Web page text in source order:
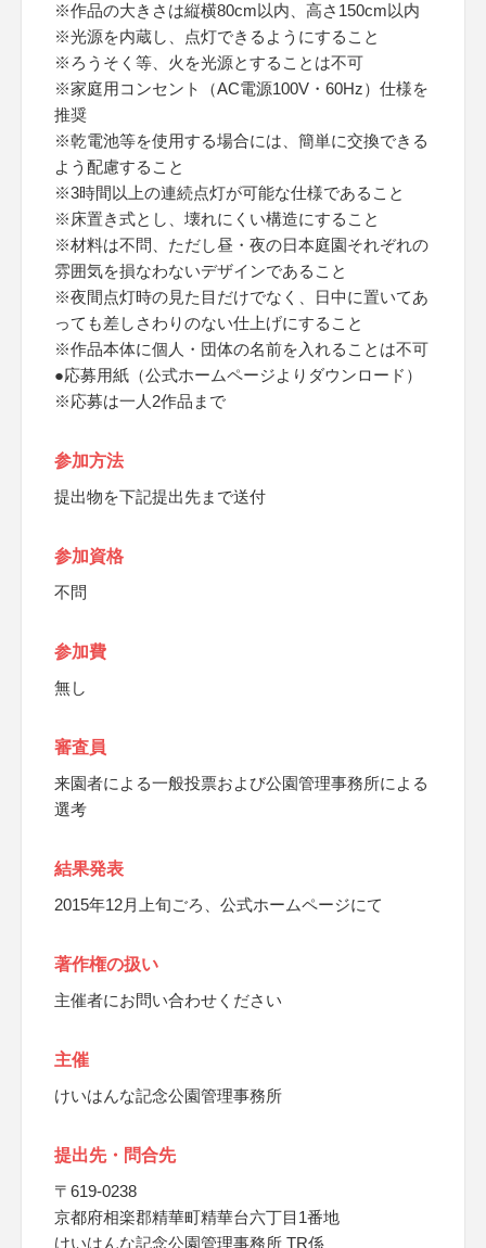
※作品の大きさは縦横80cm以内、高さ150cm以内
※光源を内蔵し、点灯できるようにすること
※ろうそく等、火を光源とすることは不可
※家庭用コンセント（AC電源100V・60Hz）仕様を
推奨
※乾電池等を使用する場合には、簡単に交換できる
よう配慮すること
※3時間以上の連続点灯が可能な仕様であること
※床置き式とし、壊れにくい構造にすること
※材料は不問、ただし昼・夜の日本庭園それぞれの
雰囲気を損なわないデザインであること
※夜間点灯時の見た目だけでなく、日中に置いてあ
っても差しさわりのない仕上げにすること
※作品本体に個人・団体の名前を入れることは不可
●応募用紙（公式ホームページよりダウンロード）
※応募は一人2作品まで
参加方法
提出物を下記提出先まで送付
参加資格
不問
参加費
無し
審査員
来園者による一般投票および公園管理事務所による
選考
結果発表
2015年12月上旬ごろ、公式ホームページにて
著作権の扱い
主催者にお問い合わせください
主催
けいはんな記念公園管理事務所
提出先・問合先
〒619-0238
京都府相楽郡精華町精華台六丁目1番地
けいはんな記念公園管理事務所 TR係